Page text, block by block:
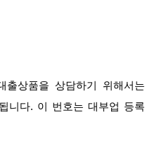
출상품을 상담하기 위해서는
니다. 이 번호는 대부업 등록